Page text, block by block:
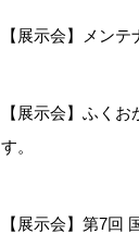
【展示会】メン
【展示会】ふく
す。
【展示会】第7回